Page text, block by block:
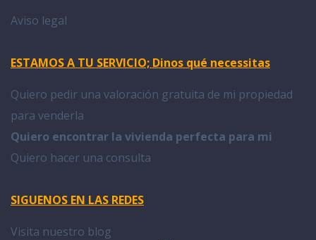
Aviso legal
ESTAMOS A TU SERVICIO; Dinos qué necessitas
Quiero pedir una valoración gratuita de mi propiedad
para venderla
Quiero encontrar la vivienda perfecta para mi
Quiero hacer una consulta
SIGUENOS EN LAS REDES
Visita nuestro blog